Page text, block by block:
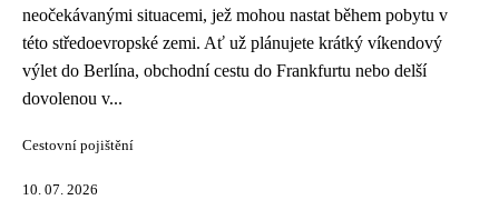
neočekávanými situacemi, jež mohou nastat během pobytu v
této středoevropské zemi. Ať už plánujete krátký víkendový
výlet do Berlína, obchodní cestu do Frankfurtu nebo delší
dovolenou v...
Cestovní pojištění
10. 07. 2026